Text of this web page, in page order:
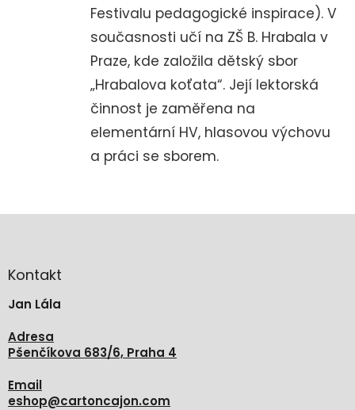
Festivalu pedagogické inspirace). V
současnosti učí na ZŠ B. Hrabala v
Praze, kde založila dětský sbor
„Hrabalova koťata“. Její lektorská
činnost je zaměřena na
elementární HV, hlasovou výchovu
a práci se sborem.
Z
aKontakt
Jan Lála
Adresa
Pšenčíkova 683/6, Praha 4
Email
eshop@cartoncajon.com